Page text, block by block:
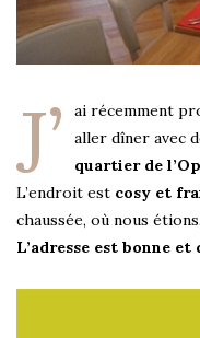
J’
ai récemment
aller dîner avec
quartier de
L’endroit est cosy et
chaussée, où nous
L’adresse est bonne